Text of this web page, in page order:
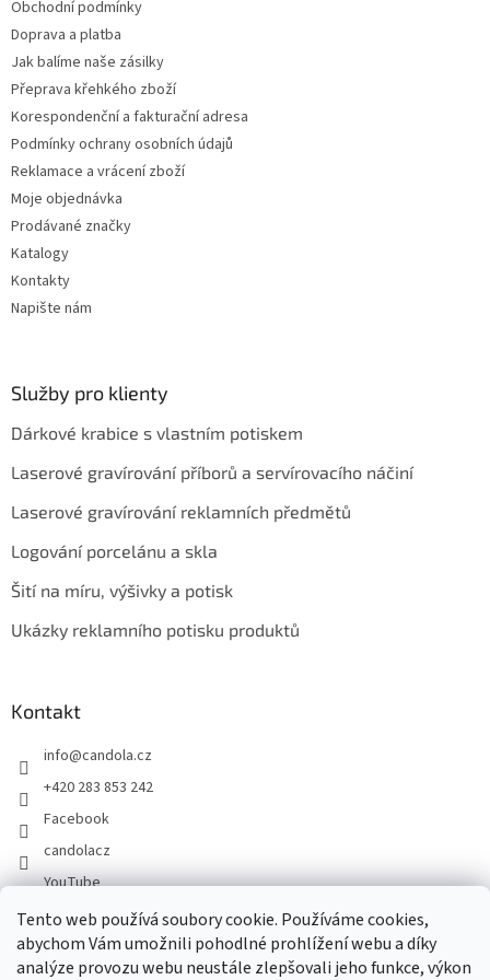
Tento web používá soubory cookie. Používáme cookies,
abychom Vám umožnili pohodlné prohlížení webu a díky
analýze provozu webu neustále zlepšovali jeho funkce, výkon
ý
Obchodní podmínky
Doprava a platba
Jak balíme naše zásilky
Přeprava křehkého zboží
Korespondenční a fakturační adresa
Podmínky ochrany osobních údajů
Reklamace a vrácení zboží
Moje objednávka
Prodávané značky
Katalogy
Kontakty
Napište nám
Služby pro klienty
Dárkové krabice s vlastním potiskem
Laserové gravírování příborů a servírovacího náčiní
Laserové gravírování reklamních předmětů
Logování porcelánu a skla
Šití na míru, výšivky a potisk
Ukázky reklamního potisku produktů
Kontakt
info@candola.cz
+420 283 853 242
Facebook
candolacz
YouTube
Přijímáme online platby